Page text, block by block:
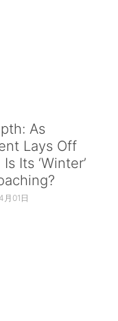
As
Lays Off
Its ‘Winter’
月01日